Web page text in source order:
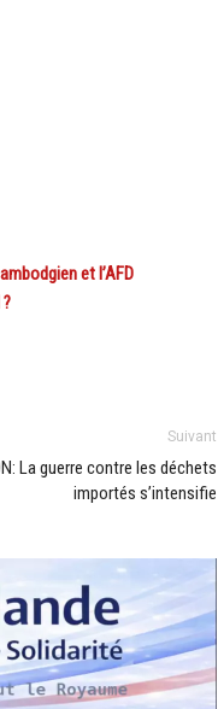
et l’AFD
Suivant
La guerre contre les déchets
importés s’intensifie